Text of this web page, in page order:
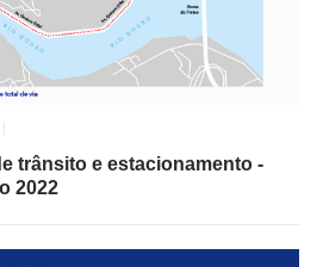
trânsito e estacionamento -
2022